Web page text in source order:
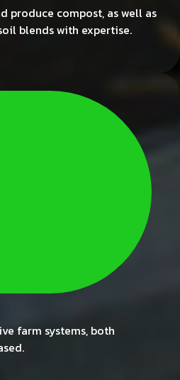
produce compost, as well as
blends with expertise.
farm systems, both